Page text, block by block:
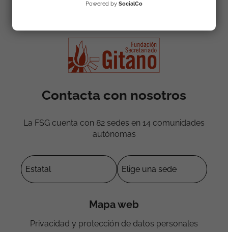
Contacta con nosotros
La FSG cuenta con 82 sedes en 14 comunidades
autónomas
Mapa web
Privacidad y protección de datos personales
Powered by SocialCo